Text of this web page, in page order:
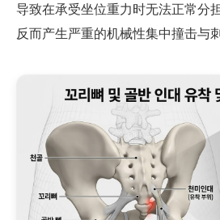
导致在承受坐位重力时无法正常分
反而产生严重的机械性集中撞击与刺